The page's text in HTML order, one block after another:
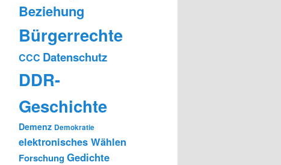
Beziehung
Bürgerrechte
CCC Datenschutz
DDR-
Geschichte
Demenz Demokratie
elektronisches Wählen
Forschung Gedichte